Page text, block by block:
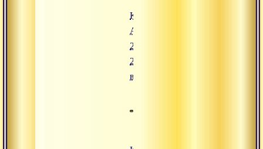
Конгресс
Адвайты.
23 июля
2008,
вечер